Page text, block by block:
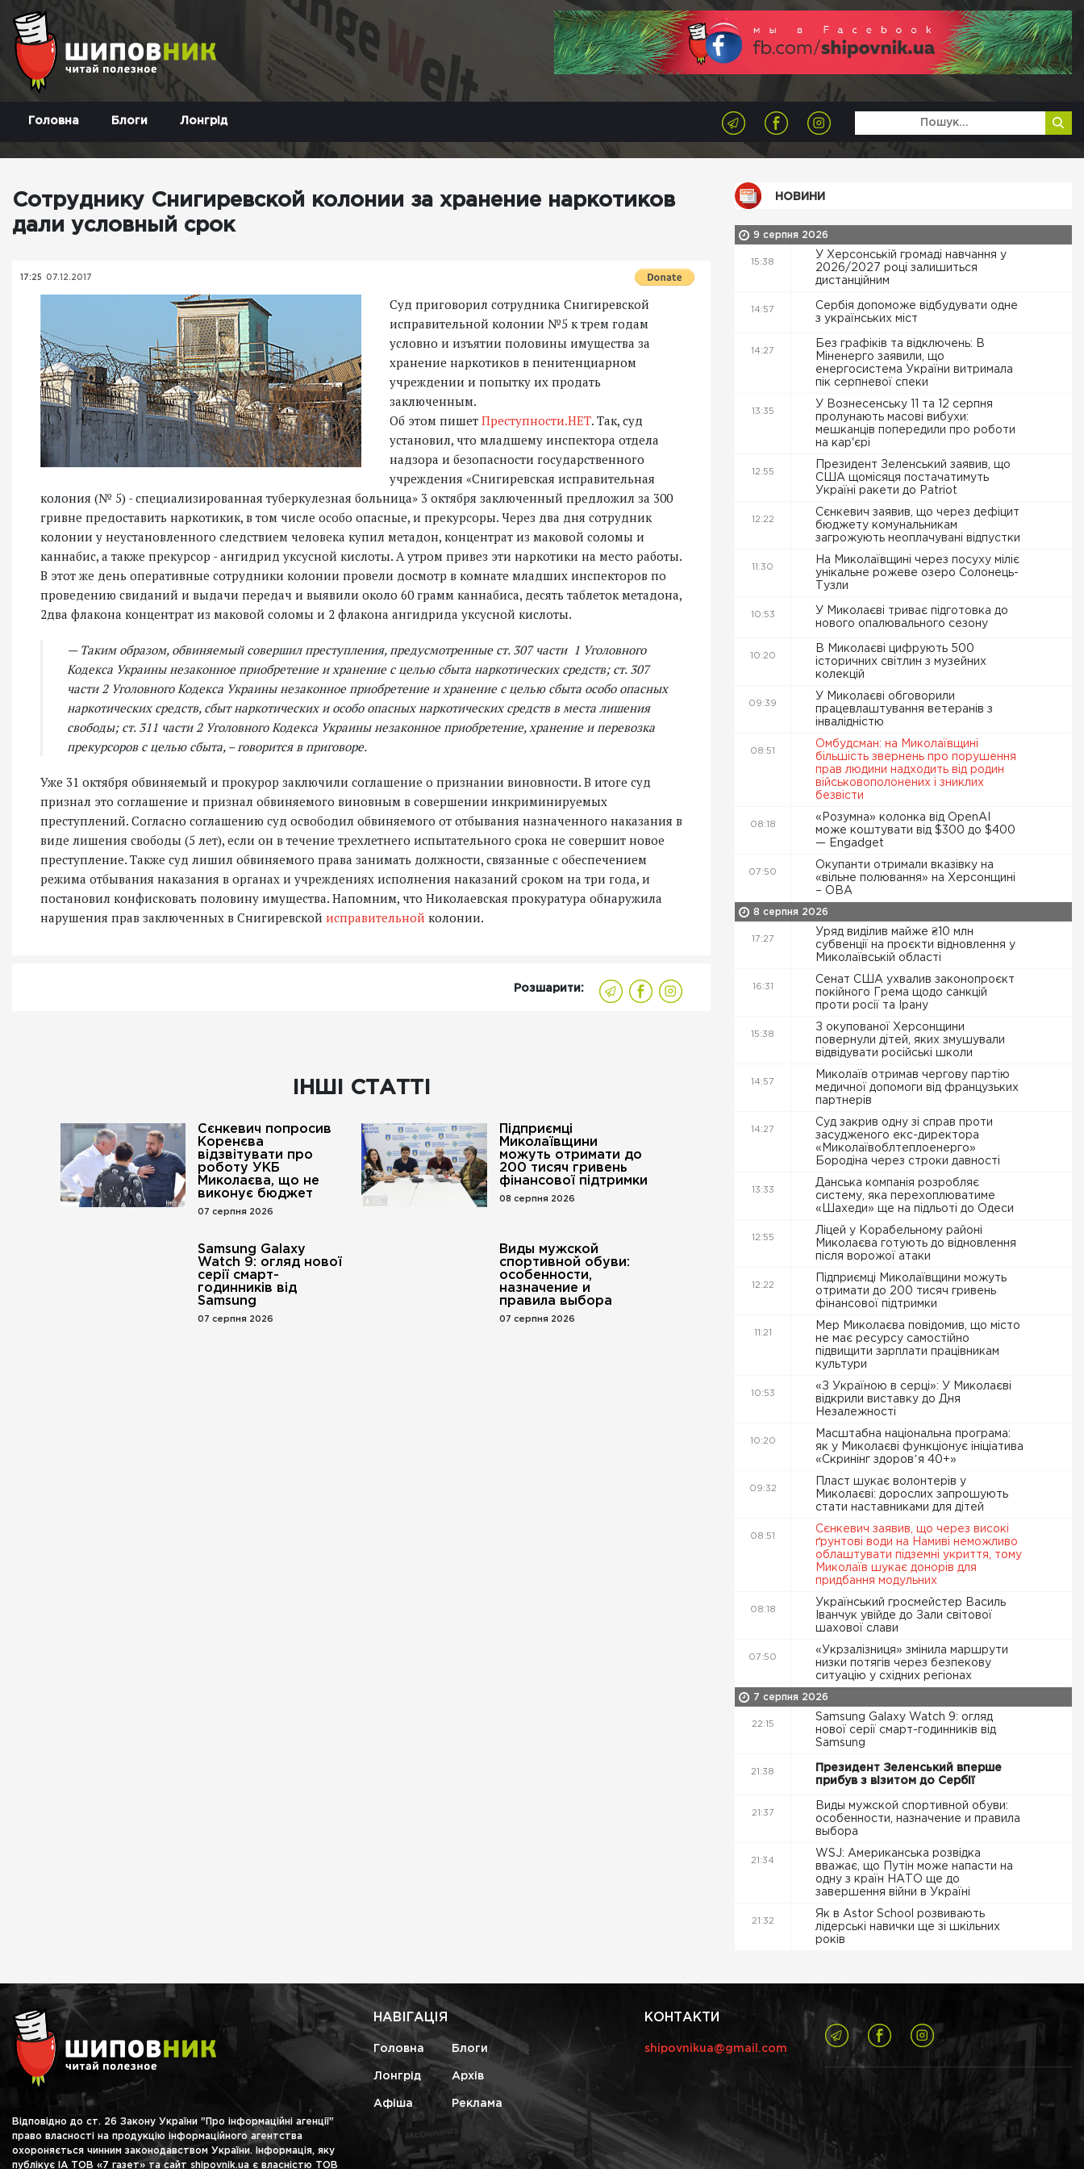
Головна Блоги Лонгрід
Сотруднику Снигиревской колонии за хранение наркотиков
дали условный срок
17:25 07.12.2017
Суд приговорил сотрудника Снигиревской
исправительной колонии №5 к трем годам
условно и изъятии половины имущества за
хранение наркотиков в пенитенциарном
учреждении и попытку их продать
заключенным.
Об этом пишет Преступности.НЕТ. Так, суд
установил, что младшему инспектора отдела
надзора и безопасности государственного
учреждения «Снигиревская исправительная
колония (№ 5) - специализированная туберкулезная больница» 3 октября заключенный предложил за 300
гривне предоставить наркотикик, в том числе особо опасные, и прекурсоры. Через два дня сотрудник
колонии у неустановленного следствием человека купил метадон, концентрат из маковой соломы и
каннабис, а также прекурсор - ангидрид уксусной кислоты. А утром привез эти наркотики на место работы.
В этот же день оперативные сотрудники колонии провели досмотр в комнате младших инспекторов по
проведению свиданий и выдачи передач и выявили около 60 грамм каннабиса, десять таблеток метадона,
2два флакона концентрат из маковой соломы и 2 флакона ангидрида уксусной кислоты.
— Таким образом, обвиняемый совершил преступления, предусмотренные ст. 307 части 1 Уголовного
Кодекса Украины незаконное приобретение и хранение с целью сбыта наркотических средств; ст. 307
части 2 Уголовного Кодекса Украины незаконное приобретение и хранение с целью сбыта особо опасных
наркотических средств, сбыт наркотических и особо опасных наркотических средств в места лишения
свободы; ст. 311 части 2 Уголовного Кодекса Украины незаконное приобретение, хранение и перевозка
прекурсоров с целью сбыта, – говорится в приговоре.
Уже 31 октября обвиняемый и прокурор заключили соглашение о признании виновности. В итоге суд
признал это соглашение и признал обвиняемого виновным в совершении инкриминируемых
преступлений. Согласно соглашению суд освободил обвиняемого от отбывания назначенного наказания в
виде лишения свободы (5 лет), если он в течение трехлетнего испытательного срока не совершит новое
преступление. Также суд лишил обвиняемого права занимать должности, связанные с обеспечением
режима отбывания наказания в органах и учреждениях исполнения наказаний сроком на три года, и
постановил конфисковать половину имущества. Напомним, что Николаевская прокуратура обнаружила
нарушения прав заключенных в Снигиревской исправительной колонии.
Розшарити:
ІНШІ СТАТТІ
Сєнкевич попросив
Коренєва
відзвітувати про
роботу УКБ
Миколаєва, що не
виконує бюджет
07 серпня 2026
Підприємці
Миколаївщини
можуть отримати до
200 тисяч гривень
фінансової підтримки
08 серпня 2026
Samsung Galaxy
Watch 9: огляд нової
серії смарт-
годинників від
Samsung
07 серпня 2026
Виды мужской
спортивной обуви:
особенности,
назначение и
правила выбора
07 серпня 2026
НОВИНИ
9 серпня 2026
15:38
У Херсонській громаді навчання у
2026/2027 році залишиться
дистанційним
14:57
Сербія допоможе відбудувати одне
з українських міст
14:27
Без графіків та відключень: В
Міненерго заявили, що
енергосистема України витримала
пік серпневої спеки
13:35
У Вознесенську 11 та 12 серпня
пролунають масові вибухи:
мешканців попередили про роботи
на кар'єрі
12:55
Президент Зеленський заявив, що
США щомісяця постачатимуть
Україні ракети до Patriot
12:22
Сєнкевич заявив, що через дефіцит
бюджету комунальникам
загрожують неоплачувані відпустки
11:30
На Миколаївщині через посуху міліє
унікальне рожеве озеро Солонець-
Тузли
10:53
У Миколаєві триває підготовка до
нового опалювального сезону
10:20
В Миколаєві цифрують 500
історичних світлин з музейних
колекцій
09:39
У Миколаєві обговорили
працевлаштування ветеранів з
інвалідністю
08:51
Омбудсман: на Миколаївщині
більшість звернень про порушення
прав людини надходить від родин
військовополонених і зниклих
безвісти
08:18
«Розумна» колонка від OpenAI
може коштувати від $300 до $400
— Engadget
07:50
Окупанти отримали вказівку на
«вільне полювання» на Херсонщині
– ОВА
8 серпня 2026
17:27
Уряд виділив майже ₴10 млн
субвенції на проєкти відновлення у
Миколаївській області
16:31
Сенат США ухвалив законопроєкт
покійного Грема щодо санкцій
проти росії та Ірану
15:38
З окупованої Херсонщини
повернули дітей, яких змушували
відвідувати російські школи
14:57
Миколаїв отримав чергову партію
медичної допомоги від французьких
партнерів
14:27
Суд закрив одну зі справ проти
засудженого екс-директора
«Миколаївоблтеплоенерго»
Бородіна через строки давності
13:33
Данська компанія розробляє
систему, яка перехоплюватиме
«Шахеди» ще на підльоті до Одеси
12:55
Ліцей у Корабельному районі
Миколаєва готують до відновлення
після ворожої атаки
12:22
Підприємці Миколаївщини можуть
отримати до 200 тисяч гривень
фінансової підтримки
11:21
Мер Миколаєва повідомив, що місто
не має ресурсу самостійно
підвищити зарплати працівникам
культури
10:53
«З Україною в серці»: У Миколаєві
відкрили виставку до Дня
Незалежності
10:20
Масштабна національна програма:
як у Миколаєві функціонує ініціатива
«Скринінг здоровʼя 40+»
09:32
Пласт шукає волонтерів у
Миколаєві: дорослих запрошують
стати наставниками для дітей
08:51
Сєнкевич заявив, що через високі
ґрунтові води на Намиві неможливо
облаштувати підземні укриття, тому
Миколаїв шукає донорів для
придбання модульних
08:18
Український гросмейстер Василь
Іванчук увійде до Зали світової
шахової слави
07:50
«Укрзалізниця» змінила маршрути
низки потягів через безпекову
ситуацію у східних регіонах
7 серпня 2026
22:15
Samsung Galaxy Watch 9: огляд
нової серії смарт-годинників від
Samsung
21:38
Президент Зеленський вперше
прибув з візитом до Сербії
21:37
Виды мужской спортивной обуви:
особенности, назначение и правила
выбора
21:34
WSJ: Американська розвідка
вважає, що Путін може напасти на
одну з країн НАТО ще до
завершення війни в Україні
21:32
Як в Astor School розвивають
лідерські навички ще зі шкільних
років
Відповідно до ст. 26 Закону України "Про інформаційні агенції"
право власності на продукцію інформаційного агентства
охороняється чинним законодавством України. Інформація, яку
публікує ІА ТОВ «7 газет» та сайт shipovnik.ua є власністю ТОВ
НАВІГАЦІЯ
Головна Блоги
Лонгрід Архів
Афіша Реклама
КОНТАКТИ
shipovnikua@gmail.com